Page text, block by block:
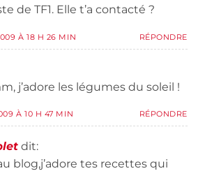
de TF1. Elle t’a contacté ?
À 18 H 26 MIN RÉPONDRE
j’adore les légumes du soleil !
À 10 H 47 MIN RÉPONDRE
dit:
blog,j’adore tes recettes qui